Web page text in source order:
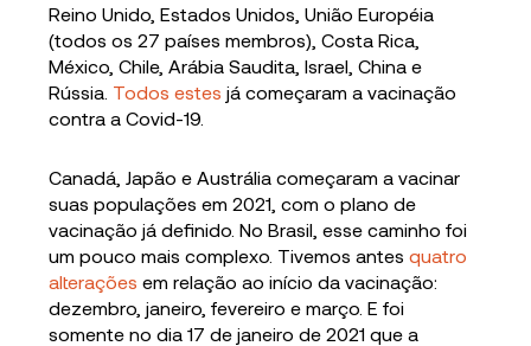
Reino Unido, Estados Unidos, União Européia
(todos os 27 países membros), Costa Rica,
México, Chile, Arábia Saudita, Israel, China e
Rússia. Todos estes já começaram a vacinação
contra a Covid-19.
Canadá, Japão e Austrália começaram a vacinar
suas populações em 2021, com o plano de
vacinação já definido. No Brasil, esse caminho foi
um pouco mais complexo. Tivemos antesquatro
alterações em relação ao início da vacinação:
dezembro, janeiro, fevereiro e março. E foi
somente no dia 17 de janeiro de 2021 que a